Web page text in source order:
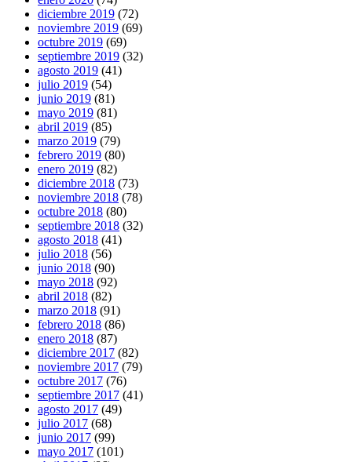
diciembre 2019 (72)
noviembre 2019 (69)
octubre 2019 (69)
septiembre 2019 (32)
agosto 2019 (41)
julio 2019 (54)
junio 2019 (81)
mayo 2019 (81)
abril 2019 (85)
marzo 2019 (79)
febrero 2019 (80)
enero 2019 (82)
diciembre 2018 (73)
noviembre 2018 (78)
octubre 2018 (80)
septiembre 2018 (32)
agosto 2018 (41)
julio 2018 (56)
junio 2018 (90)
mayo 2018 (92)
abril 2018 (82)
marzo 2018 (91)
febrero 2018 (86)
enero 2018 (87)
diciembre 2017 (82)
noviembre 2017 (79)
octubre 2017 (76)
septiembre 2017 (41)
agosto 2017 (49)
julio 2017 (68)
junio 2017 (99)
mayo 2017 (101)